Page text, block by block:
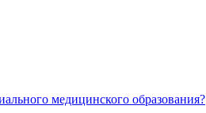
медицинского образования?